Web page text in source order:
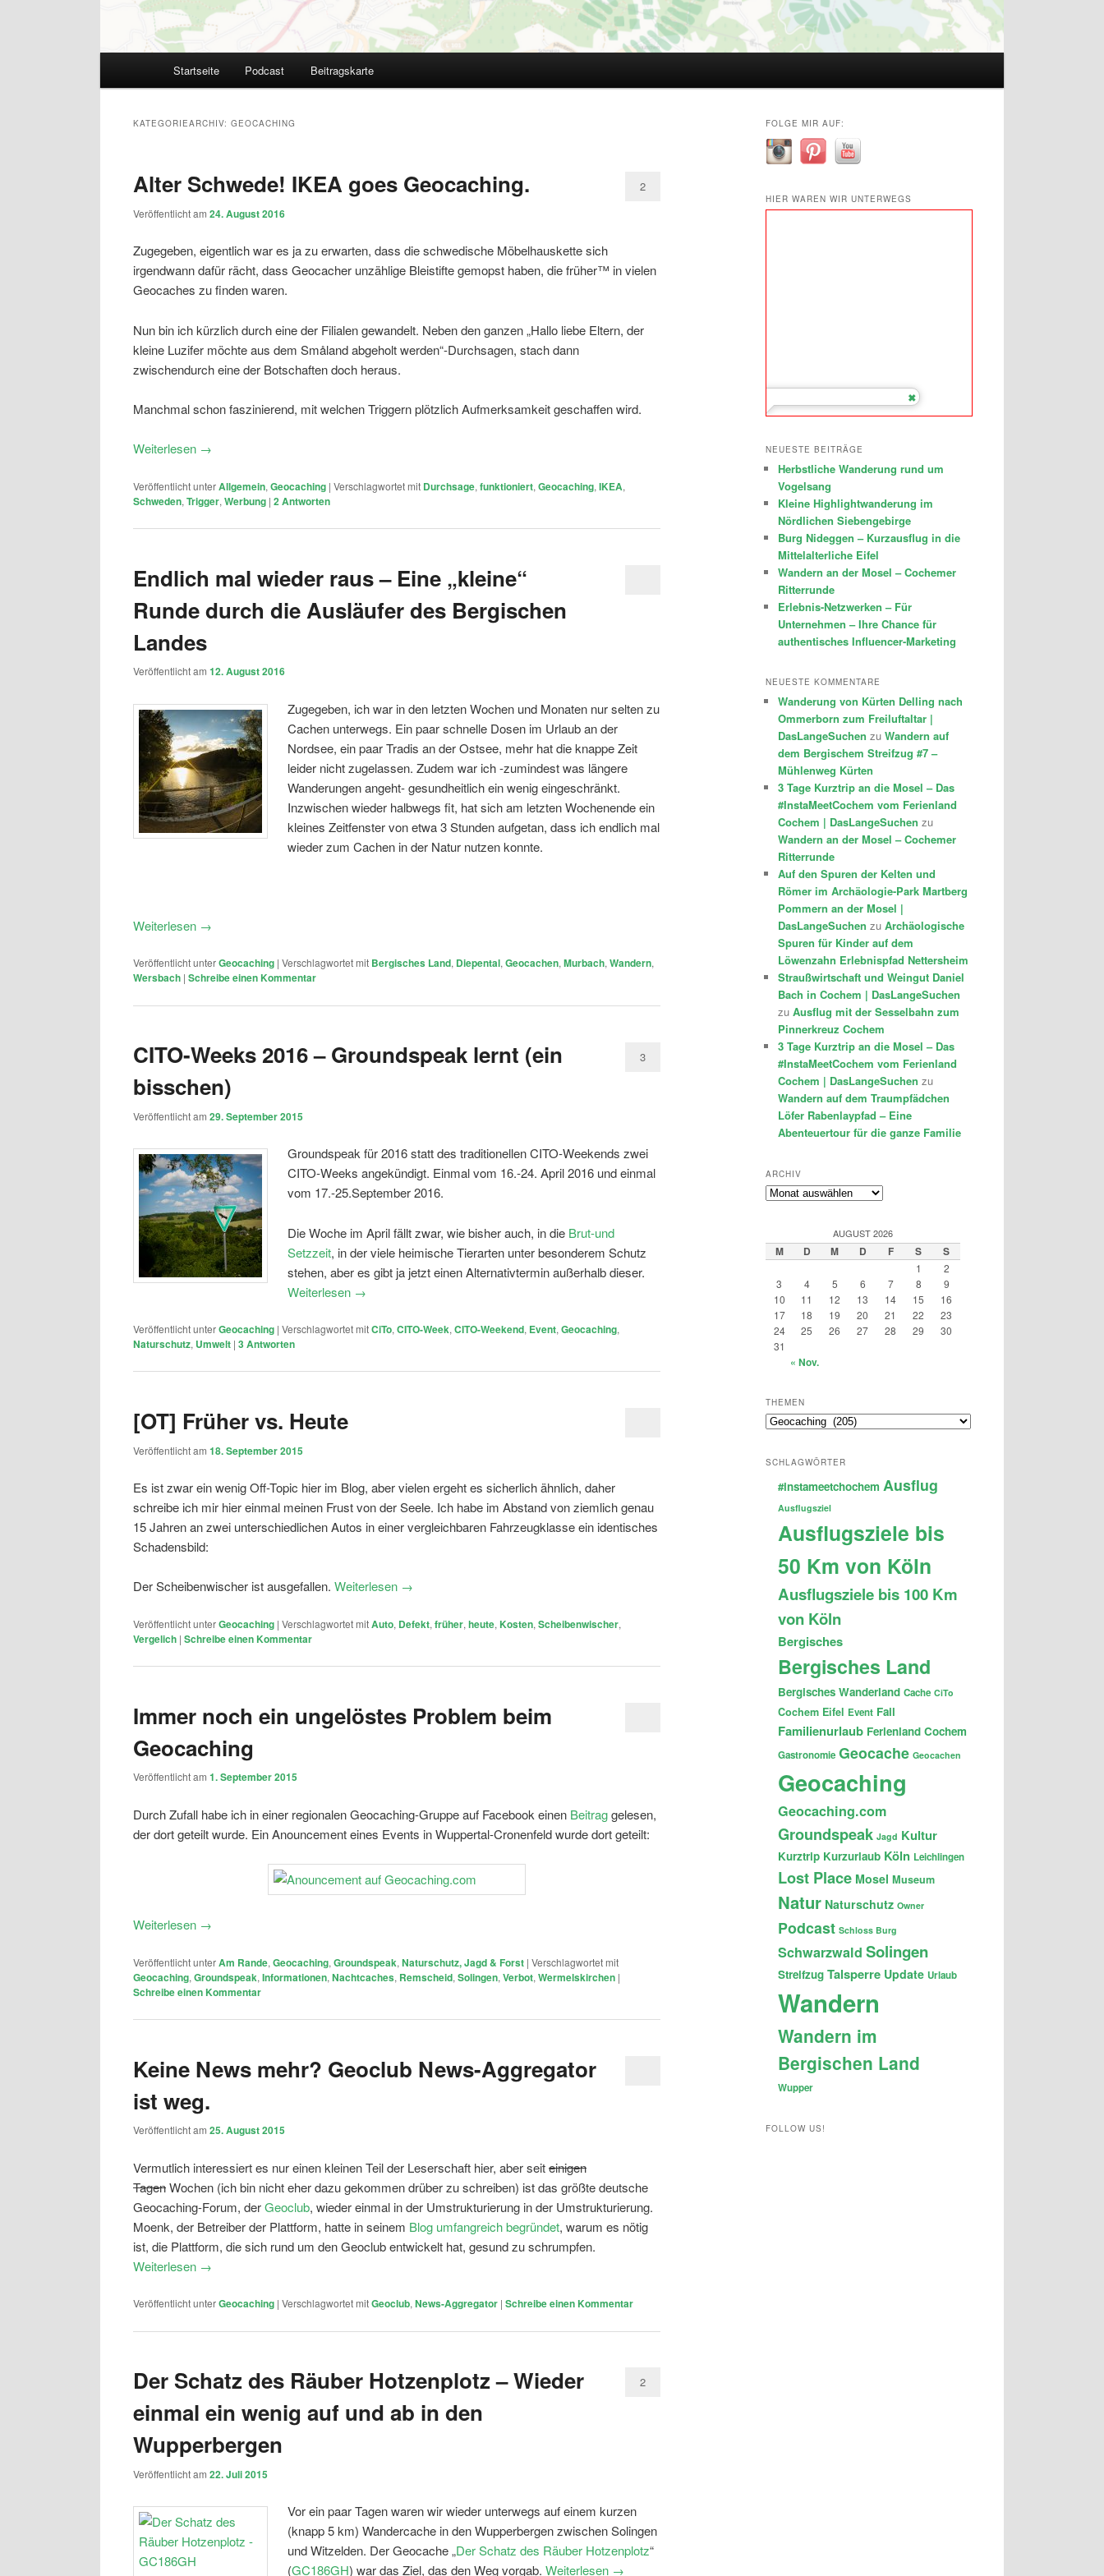
Startseite Podcast Beitragskarte
KATEGORIEARCHIV: GEOCACHING
Alter Schwede! IKEA goes Geocaching.
Veröffentlicht am 24. August 2016
2
Zugegeben, eigentlich war es ja zu erwarten, dass die schwedische Möbelhauskette sich
irgendwann dafür rächt, dass Geocacher unzählige Bleistifte gemopst haben, die früher™ in vielen
Geocaches zu finden waren.
Nun bin ich kürzlich durch eine der Filialen gewandelt. Neben den ganzen „Hallo liebe Eltern, der
kleine Luzifer möchte aus dem Småland abgeholt werden“-Durchsagen, stach dann
zwischendurch eine der Botschaften doch heraus.
Manchmal schon faszinierend, mit welchen Triggern plötzlich Aufmerksamkeit geschaffen wird.
Weiterlesen →
Veröffentlicht unterAllgemein, Geocaching | Verschlagwortet mit Durchsage, funktioniert, Geocaching, IKEA,
Schweden, Trigger, Werbung | 2Antworten
Endlich mal wieder raus – Eine „kleine“
Runde durch die Ausläufer des Bergischen
Landes
Veröffentlicht am 12. August 2016
Zugegeben, ich war in den letzten Wochen und Monaten nur selten zu
Cachen unterwegs. Ein paar schnelle Dosen im Urlaub an der
Nordsee, ein paar Tradis an der Ostsee, mehr hat die knappe Zeit
leider nicht zugelassen. Zudem war ich -zumindest was längere
Wanderungen angeht- gesundheitlich ein wenig eingeschränkt.
Inzwischen wieder halbwegs fit, hat sich am letzten Wochenende ein
kleines Zeitfenster von etwa 3 Stunden aufgetan, dass ich endlich mal
wieder zum Cachen in der Natur nutzen konnte.
Weiterlesen →
Veröffentlicht unterGeocaching | Verschlagwortet mit Bergisches Land, Diepental,Geocachen,Murbach,Wandern,
Wersbach | Schreibe einen Kommentar
CITO-Weeks 2016 – Groundspeak lernt (ein
bisschen)
Veröffentlicht am 29. September 2015
3
Groundspeak für 2016 statt des traditionellen CITO-Weekends zwei
CITO-Weeks angekündigt. Einmal vom 16.-24. April 2016 und einmal
vom 17.-25.September 2016.
Die Woche im April fällt zwar, wie bisher auch, in die Brut-und
Setzzeit, in der viele heimische Tierarten unter besonderem Schutz
stehen, aber es gibt ja jetzt einen Alternativtermin außerhalb dieser.
Weiterlesen →
Veröffentlicht unterGeocaching | Verschlagwortet mitCiTo, CITO-Week, CITO-Weekend, Event, Geocaching,
Naturschutz, Umwelt | 3Antworten
[OT] Früher vs. Heute
Veröffentlicht am 18. September 2015
Es ist zwar ein wenig Off-Topic hier im Blog, aber vielen ergeht es sicherlich ähnlich, daher
schreibe ich mir hier einmal meinen Frust von der Seele. Ich habe im Abstand von ziemlich genau
15 Jahren an zwei unterschiedlichen Autos in einer vergleichbaren Fahrzeugklasse ein identisches
Schadensbild:
Der Scheibenwischer ist ausgefallen. Weiterlesen →
Veröffentlicht unterGeocaching | Verschlagwortet mitAuto, Defekt, früher, heute, Kosten, Scheibenwischer,
Vergelich | Schreibe einen Kommentar
Immer noch ein ungelöstes Problem beim
Geocaching
Veröffentlicht am 1. September 2015
Durch Zufall habe ich in einer regionalen Geocaching-Gruppe auf Facebook einen Beitraggelesen,
der dort geteilt wurde. Ein Anouncement eines Events in Wuppertal-Cronenfeld wurde dort geteilt:
Weiterlesen →
Veröffentlicht unterAm Rande, Geocaching, Groundspeak, Naturschutz, Jagd & Forst | Verschlagwortet mit
Geocaching, Groundspeak, Informationen, Nachtcaches, Remscheid, Solingen, Verbot, Wermelskirchen |
Schreibe einen Kommentar
Keine News mehr? Geoclub News-Aggregator
ist weg.
Veröffentlicht am 25. August 2015
Vermutlich interessiert es nur einen kleinen Teil der Leserschaft hier, aber seiteinigen
TagenWochen (ich bin nicht eher dazu gekommen drüber zu schreiben) ist das größte deutsche
Geocaching-Forum, derGeoclub, wieder einmal in der Umstrukturierung in der Umstrukturierung.
Moenk, der Betreiber der Plattform, hatte in seinem Blog umfangreich begründet, warum es nötig
ist, die Plattform, die sich rund um den Geoclub entwickelt hat, gesund zu schrumpfen.
Weiterlesen →
Veröffentlicht unterGeocaching | Verschlagwortet mitGeoclub, News-Aggregator | Schreibe einen Kommentar
Der Schatz des Räuber Hotzenplotz – Wieder
einmal ein wenig auf und ab in den
Wupperbergen
Veröffentlicht am 22. Juli 2015
2
Vor ein paar Tagen waren wir wieder unterwegs auf einem kurzen
(knapp 5 km) Wandercache in den Wupperbergen zwischen Solingen
und Witzelden. Der Geocache „Der Schatz des Räuber Hotzenplotz“
(GC186GH) war das Ziel, das den Weg vorgab.Weiterlesen →
FOLGE MIR AUF:
HIER WAREN WIR UNTERWEGS
NEUESTE BEITRÄGE
Herbstliche Wanderung rund um
Vogelsang
Kleine Highlightwanderung im
Nördlichen Siebengebirge
Burg Nideggen – Kurzausflug in die
Mittelalterliche Eifel
Wandern an der Mosel – Cochemer
Ritterrunde
Erlebnis-Netzwerken – Für
Unternehmen – Ihre Chance für
authentisches Influencer-Marketing
NEUESTE KOMMENTARE
Wanderung von Kürten Delling nach
Ommerborn zum Freiluftaltar |
DasLangeSuchen zu Wandern auf
dem Bergischem Streifzug #7 –
Mühlenweg Kürten
3 Tage Kurztrip an die Mosel – Das
#InstaMeetCochem vom Ferienland
Cochem | DasLangeSuchen zu
Wandern an der Mosel – Cochemer
Ritterrunde
Auf den Spuren der Kelten und
Römer im Archäologie-Park Martberg
Pommern an der Mosel |
DasLangeSuchen zu Archäologische
Spuren für Kinder auf dem
Löwenzahn Erlebnispfad Nettersheim
Straußwirtschaft und Weingut Daniel
Bach in Cochem | DasLangeSuchen
zu Ausflug mit der Sesselbahn zum
Pinnerkreuz Cochem
3 Tage Kurztrip an die Mosel – Das
#InstaMeetCochem vom Ferienland
Cochem | DasLangeSuchen zu
Wandern auf dem Traumpfädchen
Löfer Rabenlaypfad – Eine
Abenteuertour für die ganze Familie
ARCHIV
Archiv
AUGUST 2026
M D M D F S S
1
2
3
4 5 6 7 8
9
10
11 12 13 14 15
16
17
18 19 20 21 22
23
24
25 26 27 28 29
30
31
« Nov.
THEMEN
Themen
SCHLAGWÖRTER
#instameetchochem Ausflug
Ausflugsziel
Ausflugsziele bis
50 Km von Köln
Ausflugsziele bis 100 Km
von Köln
Bergisches
Bergisches Land
Bergisches Wanderland Cache CiTo
Cochem Eifel Event Fail
Familienurlaub Ferienland Cochem
Gastronomie Geocache Geocachen
Geocaching
Geocaching.com
Groundspeak Jagd Kultur
Kurztrip Kurzurlaub Köln Leichlingen
Lost Place Mosel Museum
Natur Naturschutz Owner
Podcast Schloss Burg
Schwarzwald Solingen
Streifzug Talsperre Update Urlaub
Wandern
Wandern im
Bergischen Land
Wupper
FOLLOW US!